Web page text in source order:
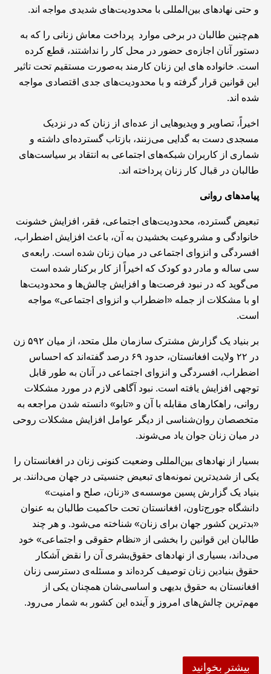
و حتی نهادهای بین‌المللی با محدودیت‌های شدیدی مواجه اند.
هم‌چنین طالبان در برخی موارد پرداخت معاش زنانی را که به
دستور آنان اجازه‌ی حضور در محل کار را نداشتند، قطع کرده‌
است. خانواده های این زنان کارمند به‌صورت مستقیم تحت تاثیر
این قوانین قرار گرفته و با محدودیت‌های جدی اقتصادی مواجه
شده اند.
اخیراً، تصاویر و ویدیوهایی از عده‌ای از زنان که در نزدیک
مسجدی دست به گدایی می‌زنند، بازتاب گسترده‌ای داشته و
شماری از کاربران شبکه‌های اجتماعی به انتقاد بر سیاست‌های
طالبان در قبال کار زنان پرداخته اند.
پیامد‌های روانی
تبعیض گسترده، محدودیت‌های اجتماعی، فقر، افزایش خشونت
خانوادگی و مشروعیت بخشیدن به آن، باعث افزایش اضطراب،
افسردگی و انزوای اجتماعی در میان زنان شده است. رابعه‌ی
سی‌ ساله و مادر دو کودک که اخیراً از کار برکنار شده است
می‌گوید که در نبود فرصت‌ها و افزایش چالش‌ها و محدودیت‌ها
او با مشکلات از جمله «اضطراب و انزوای اجتماعی» مواجه
است.
بر بنیاد یک گزارش مشترک سازمان ملل متحد، از میان ۵۹۲ زن
در ۲۲ ولایت افغانستان، حدود ۶۹ درصد گفته‌اند که احساس
اضطراب، افسردگی و انزوای اجتماعی در آنان به طور قابل
توجهی افزایش یافته است. نبود آگاهی لازم در مورد مشکلات
روانی، راهکارهای مقابله با آن و «تابو» دانسته شدن مراجعه به
متخصصان روان‌شناسی از دیگر عوامل افزایش مشکلات روحی
در میان زنان جوان یاد می‌شوند.
بسیار از نهادهای بین‌المللی وضعیت کنونی زنان در افغانستان را
یکی از شدیدترین نمونه‌های تبعیض جنسیتی در جهان می‌دانند. بر
بنیاد یک گزارش پسین موسسه‌ی «زنان، صلح و امنیت»
دانشگاه جورج‌تاون، افغانستان تحت حاکمیت طالبان به عنوان
«بدترین کشور جهان برای زنان» شناخته می‌شود. و هر چند
طالبان این قوانین را بخشی از «نظام حقوقی و اجتماعی» خود
می‌داند، بسیاری از نهادهای حقوق‌بشری آن‌ را نقض آشکار
حقوق بنیادین زنان‌ توصیف کرده‌اند و مسئله‌ی دسترسی زنان
افغانستان به حقوق بدیهی و اساسی‌شان همچنان یکی از
مهم‌ترین چالش‌های امروز و آینده این کشور به شمار می‌رود.
بیشتر بخوانید